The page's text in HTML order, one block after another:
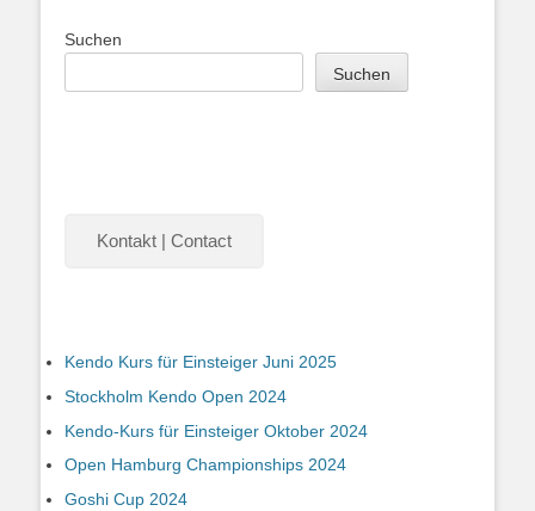
Suchen
Suchen
Kontakt | Contact
Kendo Kurs für Einsteiger Juni 2025
Stockholm Kendo Open 2024
Kendo-Kurs für Einsteiger Oktober 2024
Open Hamburg Championships 2024
Goshi Cup 2024